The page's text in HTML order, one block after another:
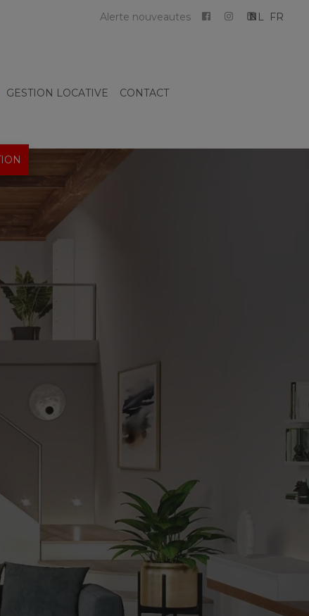
Alerte nouveautes NL FR
GESTION LOCATIVE CONTACT